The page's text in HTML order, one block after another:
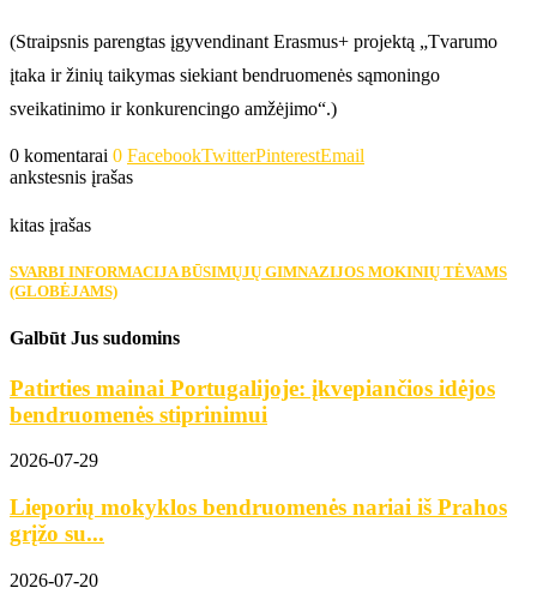
(Straipsnis parengtas įgyvendinant Erasmus+ projektą „Tvarumo
įtaka ir žinių taikymas siekiant bendruomenės sąmoningo
sveikatinimo ir konkurencingo amžėjimo“.)
0 komentarai 0 FacebookTwitterPinterestEmail
ankstesnis įrašas
kitas įrašas
SVARBI INFORMACIJA BŪSIMŲJŲ GIMNAZIJOS MOKINIŲ TĖVAMS
(GLOBĖJAMS)
Galbūt Jus sudomins
Patirties mainai Portugalijoje: įkvepiančios idėjos
bendruomenės stiprinimui
2026-07-29
Lieporių mokyklos bendruomenės nariai iš Prahos
grįžo su...
2026-07-20